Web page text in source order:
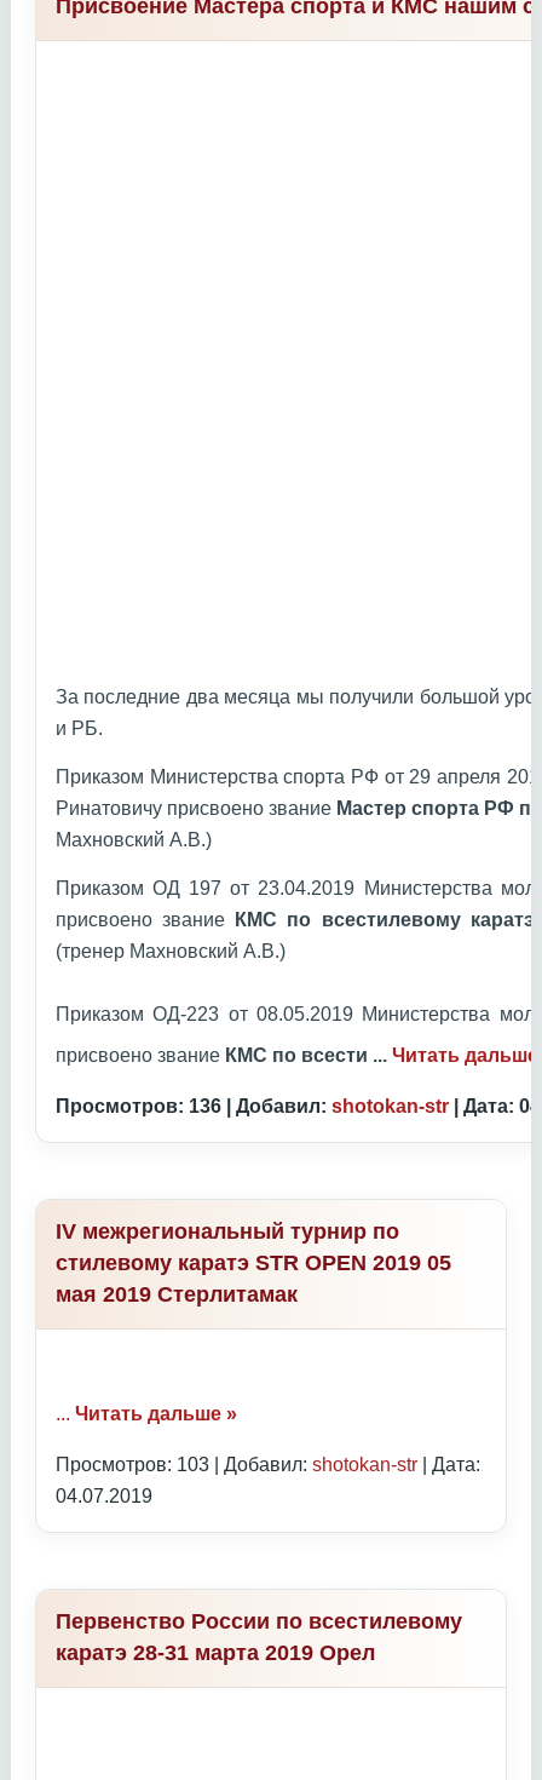
Присвоение Мастера спорта и КМС нашим
За последние два месяца мы получили большой
и РБ.
Приказом Министерства спорта РФ от 29 апреля
Ринатовичу присвоено звание Мастер спорта РФ
Махновский А.В.)
Приказом ОД 197 от 23.04.2019 Министерства
присвоено звание
КМС по всестилевому каратэ
(тренер Махновский А.В.)
Приказом ОД-223 от 08.05.2019 Министерства
присвоено звание КМС по всести ... Читать дальше
Просмотров: 136 | Добавил: shotokan-str | Дата:
IV межрегиональный турнир по
стилевому каратэ STR OPEN 2019 05
мая 2019 Стерлитамак
... Читать дальше »
Просмотров: 103 | Добавил: shotokan-str | Дата:
04.07.2019
Первенство России по всестилевому
каратэ 28-31 марта 2019 Орел